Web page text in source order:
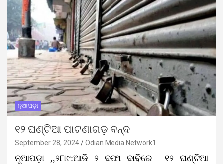
ନୂଆପଡ଼ା
୧୨ ଘଣ୍ଟିଆ ପାଟଣାଗଡ଼ ବନ୍ଦ
September 28, 2024 Odian Media Network1
ନୂଆପଡ଼ା ,,୨୮ା୯:ଆଜି ୨ ଦଫା ଦାବିରେ ୧୨ ଘଣ୍ଟିଆ